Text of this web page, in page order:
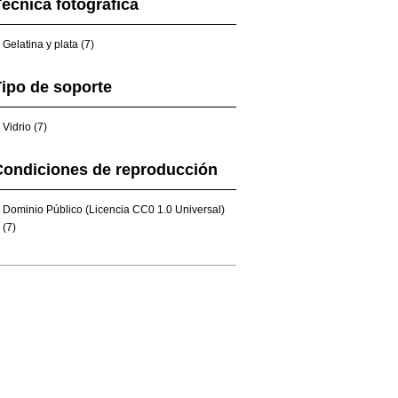
fotográfica
Gelatina y plata (7)
de soporte
Vidrio (7)
de reproducción
Dominio Público (Licencia CC0 1.0 Universal)
(7)